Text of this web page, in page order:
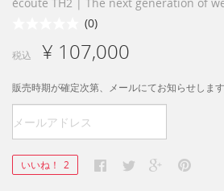
(0)
税込 ¥ 107,000
販売時期が確定次第、メールにてお知らせします
いいね！ 2